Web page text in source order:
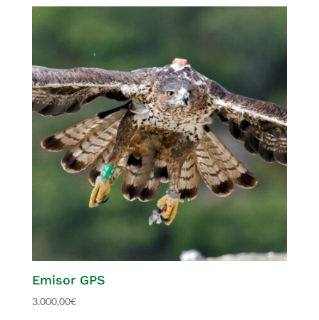
Emisor GPS
3.000,00€